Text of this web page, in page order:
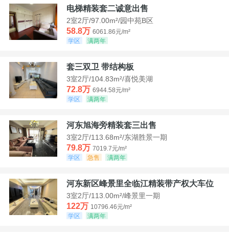
电梯精装套二诚意出售
2室2厅/97.00m²/园中苑B区
58.8万 6061.86元/m²
学区
满两年
套三双卫 带结构板
3室2厅/104.83m²/喜悦美湖
72.8万 6944.58元/m²
学区
满两年
河东旭海旁精装套三出售
3室2厅/113.68m²/东湖胜景一期
79.8万 7019.7元/m²
学区
急售 满两年
河东新区峰景里全临江精装带产权大车位
3室2厅/113.00m²/峰景里一期
122万 10796.46元/m²
学区
满两年